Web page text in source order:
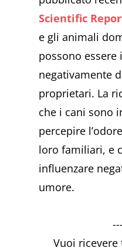
Scientific
e gli animali
possono essere
negativamente
proprietari. La
che i cani sono
percepire
loro familiari, e
influenzare
umore.
Vuoi